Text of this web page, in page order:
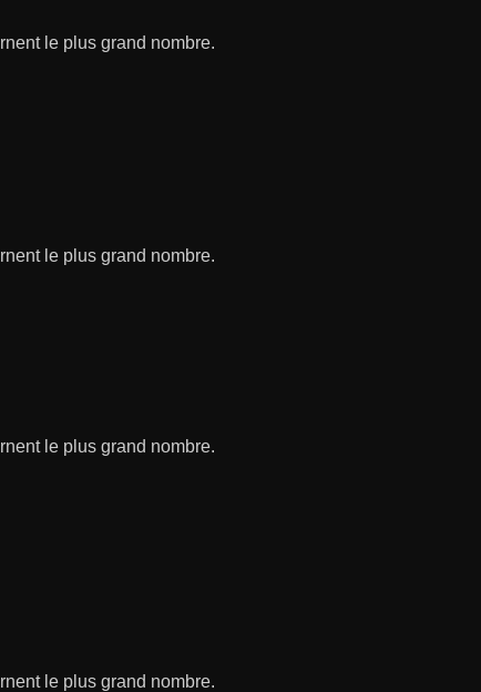
le plus grand nombre.
le plus grand nombre.
le plus grand nombre.
le plus grand nombre.